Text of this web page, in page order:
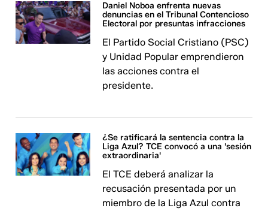
Daniel Noboa enfrenta nuevas
denuncias en el Tribunal Contencioso
Electoral por presuntas infracciones
El Partido Social Cristiano (PSC)
y Unidad Popular emprendieron
las acciones contra el
presidente.
¿Se ratificará la sentencia contra la
Liga Azul? TCE convocó a una 'sesión
extraordinaria'
El TCE deberá analizar la
recusación presentada por un
miembro de la Liga Azul contra